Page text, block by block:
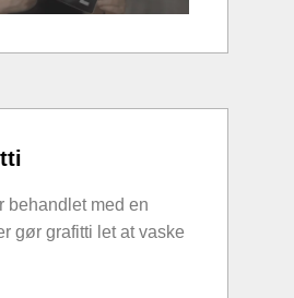
behandlet med en
gør grafitti let at vaske